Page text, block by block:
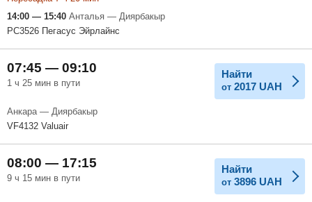
14:00 — 15:40 Анталья — Диярбакыр
PC3526 Пегасус Эйрлайнс
07:45 — 09:10
1 ч 25 мин в пути
Найти
от 2017 UAH
Анкара — Диярбакыр
VF4132 Valuair
08:00 — 17:15
9 ч 15 мин в пути
Найти
от 3896 UAH